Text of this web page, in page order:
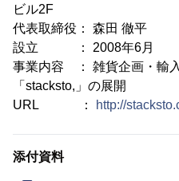
ビル2F
代表取締役： 森田 徹平
設立 ： 2008年6月
事業内容 ： 雑貨企画・輸
「stacksto,」の展開
URL ：
http://
添付資料